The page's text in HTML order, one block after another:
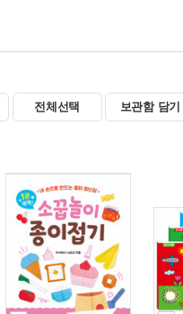
전체선택 보관함 담기